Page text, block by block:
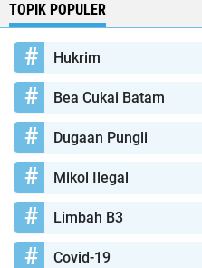
TOPIK POPULER
Hukrim
Bea Cukai Batam
Dugaan Pungli
Mikol Ilegal
Limbah B3
Covid-19